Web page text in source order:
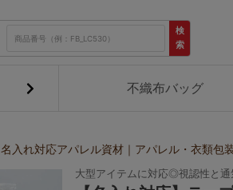
検
索
不織布バッグ
名入れ対応アパレル資材｜アパレル・衣類包
大型アイテムに対応◎視認性と通